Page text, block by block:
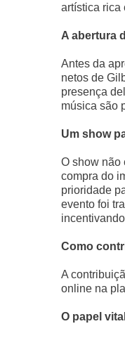
artística rica
A abertura
Antes da
netos de
presença
música são
Um show
O show não
compra do
prioridade
evento foi
Como
A
online na
O papel